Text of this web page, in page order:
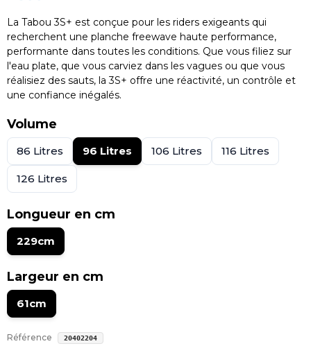
La Tabou 3S+ est conçue pour les riders exigeants qui
recherchent une planche freewave haute performance,
performante dans toutes les conditions. Que vous filiez sur
l'eau plate, que vous carviez dans les vagues ou que vous
réalisiez des sauts, la 3S+ offre une réactivité, un contrôle et
une confiance inégalés.
Volume
86 Litres 96 Litres 106 Litres 116 Litres
126 Litres
Longueur en cm
229cm
Largeur en cm
61cm
Référence 20402204
Pour un fanion orange, la [ID:10055855] Flamme
Orange Plastimo est une excellente option.
Concernant le palonnier, nous n'avons pas de
modèle spécifique en stock actuellement.
N'hésitez pas si vous avez d'autres questions !
Toutes mes excuses, il semble y avoir eu une
erreur dans ma réponse précédente. Le produit
[ID:10055855] n'est pas dans notre catalogue
actuel.
ni de palonnier spécifiques en stock.
Je vous invite à consulter régulièrement notre
nous voir au shop à Caen/Ouistreham, le stock